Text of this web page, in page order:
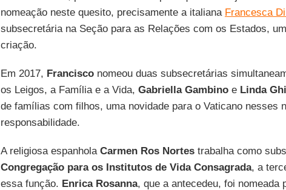
nomeação neste quesito, precisamente a italiana Francesca
subsecretária na Seção para as Relações com os Estados,
criação.
Em 2017, Francisconomeou duas subsecretárias
os Leigos, a Família e a Vida, Gabriella Gambinoe Linda
de famílias com filhos, uma novidade para o Vaticano nesses
responsabilidade.
A religiosa espanhola Carmen Ros Nortestrabalha como
Congregação para os Institutos de Vida Consagrada, a
essa função. Enrica Rosanna, que a antecedeu, foi nomeada